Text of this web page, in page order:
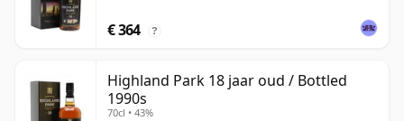
€ 364 ?
Highland Park 18 jaar oud / Bottled
1990s
70cl • 43%